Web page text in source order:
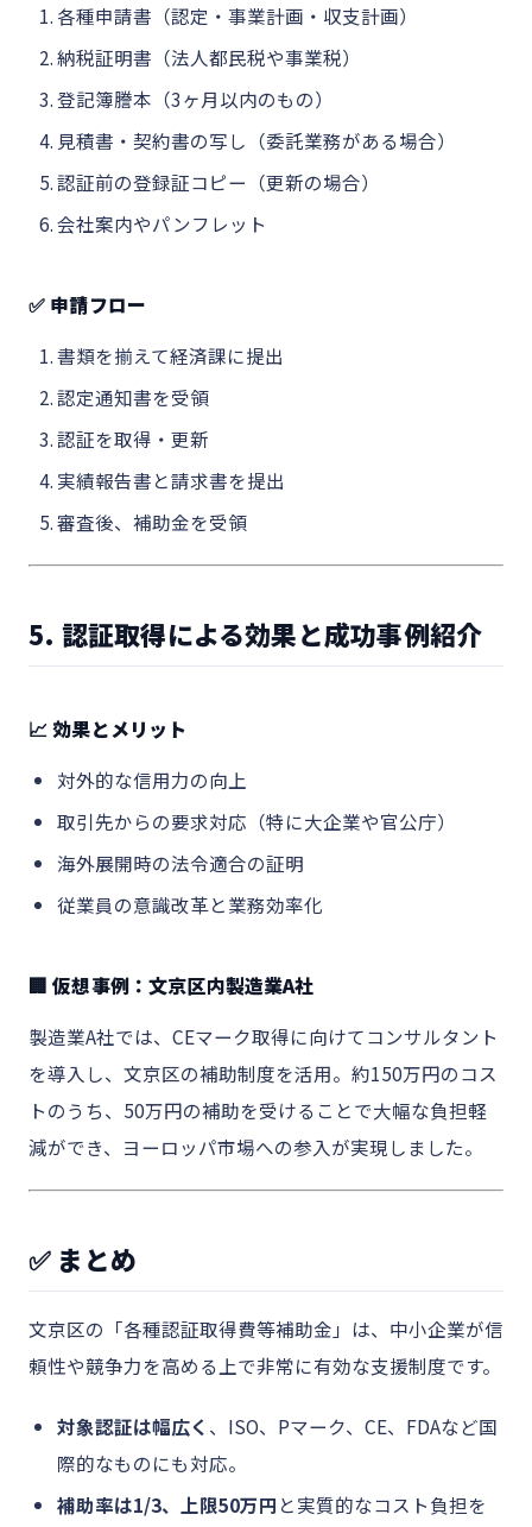
各種申請書（認定・事業計画・収支計画）
納税証明書（法人都民税や事業税）
登記簿謄本（3ヶ月以内のもの）
見積書・契約書の写し（委託業務がある場合）
認証前の登録証コピー（更新の場合）
会社案内やパンフレット
✅ 申請フロー
書類を揃えて経済課に提出
認定通知書を受領
認証を取得・更新
実績報告書と請求書を提出
審査後、補助金を受領
5. 認証取得による効果と成功事例紹介
📈 効果とメリット
対外的な信用力の向上
取引先からの要求対応（特に大企業や官公庁）
海外展開時の法令適合の証明
従業員の意識改革と業務効率化
🏢 仮想事例：文京区内製造業A社
製造業A社では、CEマーク取得に向けてコンサルタント
を導入し、文京区の補助制度を活用。約150万円のコス
トのうち、50万円の補助を受けることで大幅な負担軽
減ができ、ヨーロッパ市場への参入が実現しました。
✅ まとめ
文京区の「各種認証取得費等補助金」は、中小企業が信
頼性や競争力を高める上で非常に有効な支援制度です。
対象認証は幅広く 、ISO、Pマーク、CE、FDAなど国
際的なものにも対応。
補助率は1/3、上限50万円 と実質的なコスト負担を